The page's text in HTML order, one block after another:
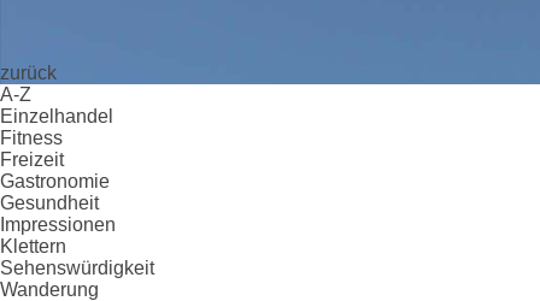
zurück
A-Z
Einzelhandel
Fitness
Freizeit
Gastronomie
Gesundheit
Impressionen
Klettern
Sehenswürdigkeit
Wanderung